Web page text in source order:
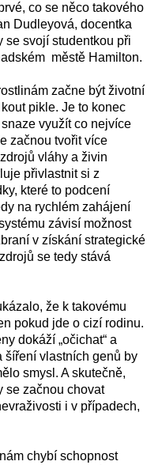
co se něco takového
Dudleyová, docentka
se svojí studentkou při
městě Hamilton.
začne být životní
pikle. Je to konec
využít co nejvíce
začnou tvořit více
vláhy a živin
přivlastnit si z
které to podcení
na rychlém zahájení
závisí možnost
v získání strategické
se tedy stává
že k takovému
pokud jde o cizí rodinu.
dokáží „očichat“ a
šíření vlastních genů by
smysl. A skutečně,
se začnou chovat
i v případech,
chybí schopnost